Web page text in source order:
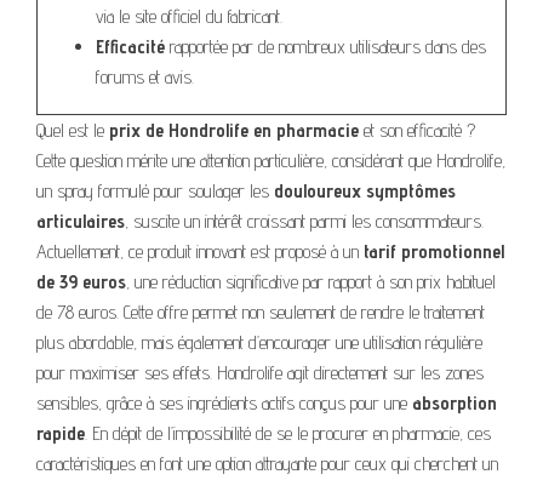
via le site officiel du fabricant.
Efficacité rapportée par de nombreux utilisateurs dans des
forums et avis.
Quel est le prix de Hondrolife en pharmacie et son efficacité ?
Cette question mérite une attention particulière, considérant que Hondrolife,
un spray formulé pour soulager les douloureux symptômes
articulaires, suscite un intérêt croissant parmi les consommateurs.
Actuellement, ce produit innovant est proposé à un tarif promotionnel
de 39 euros, une réduction significative par rapport à son prix habituel
de 78 euros. Cette offre permet non seulement de rendre le traitement
plus abordable, mais également d’encourager une utilisation régulière
pour maximiser ses effets. Hondrolife agit directement sur les zones
sensibles, grâce à ses ingrédients actifs conçus pour une absorption
rapide. En dépit de l’impossibilité de se le procurer en pharmacie, ces
caractéristiques en font une option attrayante pour ceux qui cherchent un